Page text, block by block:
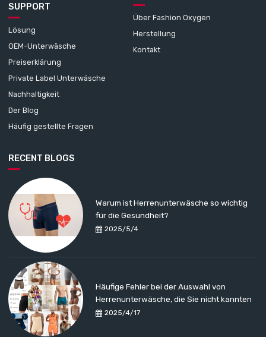
SUPPORT
Lösung
OEM-Unterwäsche
Preiserklärung
Private Label Unterwäsche
Nachhaltigkeit
Der Blog
Häufig gestellte Fragen
Über Fashion Oxygen
Herstellung
Kontakt
RECENT BLOGS
2025/5/4
Warum ist Herrenunterwäsche so wichtig
für die Gesundheit?
2025/4/17
Häufige Fehler bei der Auswahl von
Herrenunterwäsche, die Sie nicht kannten